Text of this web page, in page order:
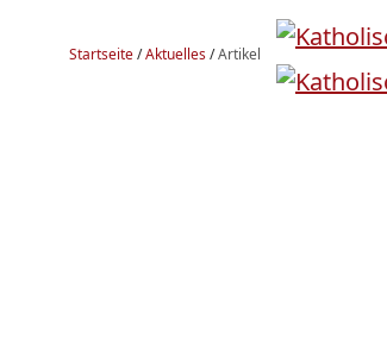
Startseite/Aktuelles/Artikel